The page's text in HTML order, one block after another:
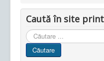
Caută în site
Cauta
in
site
Căutare